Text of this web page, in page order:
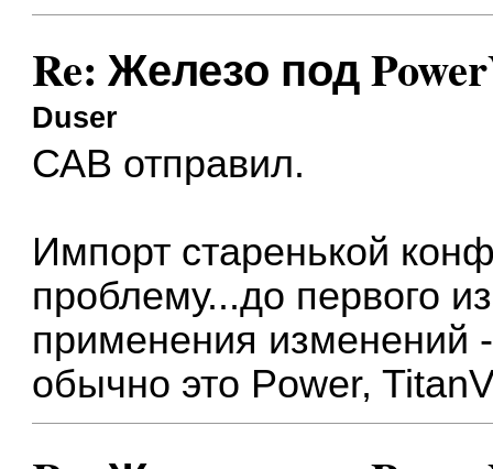
Re: Железо под
Duser
САВ отправил.
Импорт старенькой
проблему...до первого
применения изменений
обычно это Power,